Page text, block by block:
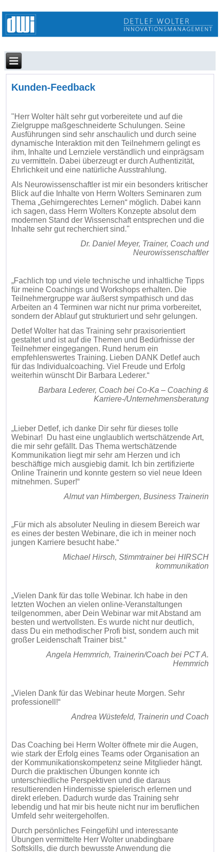
Kunden-Feedback
"Herr Wolter hält sehr gut vorbereitete und auf die
Zielgruppe maßgeschneiderte Schulungen. Seine
Ausführungen sind sehr anschaulich und durch seine
dynamische Interaktion mit den Teilnehmern gelingt es
ihm, Inhalte und Lernziele verständlich und einprägsam
zu vermitteln. Dabei überzeugt er durch Authentizität,
Ehrlichkeit und eine natürliche Ausstrahlung.
Als Neurowissenschaftler ist mir ein besonders kritischer
Blick auf die Inhalte von Herrn Wolters Seminaren zum
Thema „Gehirngerechtes Lernen“ möglich. Dabei kann
ich sagen, dass Herrn Wolters Konzepte absolut dem
modernen Stand der Wissenschaft entsprechen und die
Inhalte sehr gut recherchiert sind."
Dr. Daniel Meyer, Trainer, Coach und
Neurowissenschaftler
„Fachlich top und viele technische und inhaltliche Tipps
für meine Coachings und Workshops erhalten. Die
Teilnehmergruppe war äußerst sympathisch und das
Arbeiten an 4 Terminen war nicht nur prima vorbereitet,
sondern der Ablauf gut strukturiert und sehr gelungen.
Detlef Wolter hat das Training sehr praxisorientiert
gestaltet und ist auf die Themen und Bedürfnisse der
Teilnehmer eingegangen. Rund herum ein
empfehlenswertes Training. Lieben DANK Detlef auch
für das Individualcoaching. Viel Freude und Erfolg
weiterhin wünscht Dir Barbara Lederer.“
Barbara Lederer, Coach bei Co-Ka – Coaching &
Karriere-/Unternehmensberatung
„Lieber Detlef, ich danke Dir sehr für dieses tolle
Webinar! Du hast eine unglaublich wertschätzende Art,
die mir sehr gefällt. Das Thema wertschätzende
Kommunikation liegt mir sehr am Herzen und ich
beschäftige mich ausgiebig damit. Ich bin zertifizierte
Online Trainerin und konnte gestern so viel neue Ideen
mitnehmen. Super!“
Almut van Himbergen, Business Trainerin
„Für mich als absoluter Neuling in diesem Bereich war
es eines der besten Webinare, die ich in meiner noch
jungen Karriere besucht habe.“
Michael Hirsch, Stimmtrainer bei HIRSCH
kommunikation
„Vielen Dank für das tolle Webinar. Ich habe in den
letzten Wochen an vielen online-Veranstaltungen
teilgenommen, aber Dein Webinar war mit Abstand am
besten und wertvollsten. Es wurde nicht nur deutlich,
dass Du ein methodischer Profi bist, sondern auch mit
großer Leidenschaft Trainer bist.“
Angela Hemmrich, Trainerin/Coach bei PCT A.
Hemmrich
„Vielen Dank für das Webinar heute Morgen. Sehr
professionell!“
Andrea Wüstefeld, Trainerin und Coach
Das Coaching bei Herrn Wolter öffnete mir die Augen,
wie stark der Erfolg eines Teams oder Organisation an
der Kommunikationskompetenz seine Mitglieder hängt.
Durch die praktischen Übungen konnte ich
unterschiedliche Perspektiven und die daraus
resultierenden Hindernisse spielerisch erlernen und
direkt erleben. Dadurch wurde das Training sehr
lebendig und hat mir bis heute nicht nur im beruflichen
Umfeld sehr weitergeholfen.
Durch persönliches Feingefühl und interessante
Übungen vermittelte Herr Wolter unabdingbare
Softskills, die durch bewusste Anwendung die